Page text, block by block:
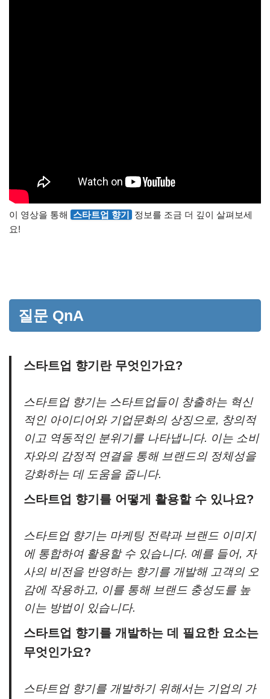
이 영상을 통해 스타트업 향기
정보를 조금 더 깊이 살펴보세
요!
질문 QnA
스타트업 향기란 무엇인가요?
스타트업 향기는 스타트업들이 창출하는 혁신
적인 아이디어와 기업문화의 상징으로, 창의적
이고 역동적인 분위기를 나타냅니다. 이는 소비
자와의 감정적 연결을 통해 브랜드의 정체성을
강화하는 데 도움을 줍니다.
스타트업 향기를 어떻게 활용할 수 있나요?
스타트업 향기는 마케팅 전략과 브랜드 이미지
에 통합하여 활용할 수 있습니다. 예를 들어, 자
사의 비전을 반영하는 향기를 개발해 고객의 오
감에 작용하고, 이를 통해 브랜드 충성도를 높
이는 방법이 있습니다.
스타트업 향기를 개발하는 데 필요한 요소는
무엇인가요?
스타트업 향기를 개발하기 위해서는 기업의 가